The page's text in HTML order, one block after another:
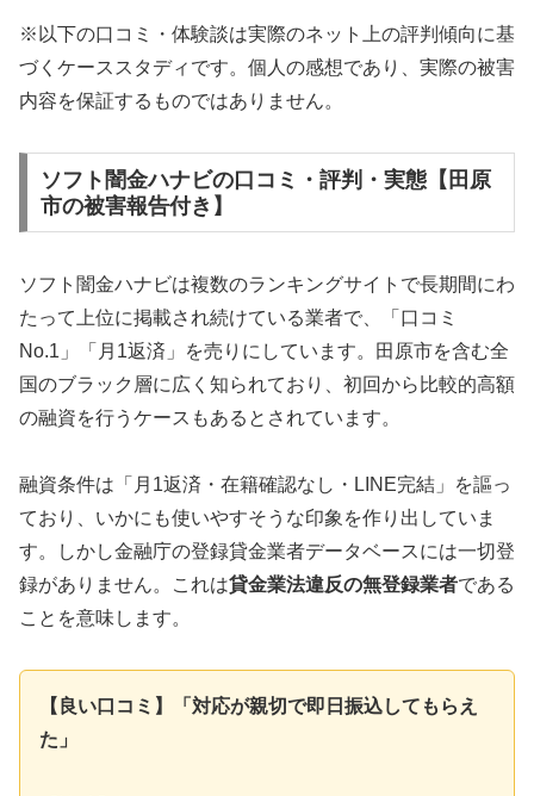
※以下の口コミ・体験談は実際のネット上の評判傾向に基
づくケーススタディです。個人の感想であり、実際の被害
内容を保証するものではありません。
ソフト闇金ハナビの口コミ・評判・実態【田原
市の被害報告付き】
ソフト闇金ハナビは複数のランキングサイトで長期間にわ
たって上位に掲載され続けている業者で、「口コミ
No.1」「月1返済」を売りにしています。田原市を含む全
国のブラック層に広く知られており、初回から比較的高額
の融資を行うケースもあるとされています。
融資条件は「月1返済・在籍確認なし・LINE完結」を謳っ
ており、いかにも使いやすそうな印象を作り出していま
す。しかし金融庁の登録貸金業者データベースには一切登
録がありません。これは貸金業法違反の無登録業者である
ことを意味します。
【良い口コミ】「対応が親切で即日振込してもらえ
た」